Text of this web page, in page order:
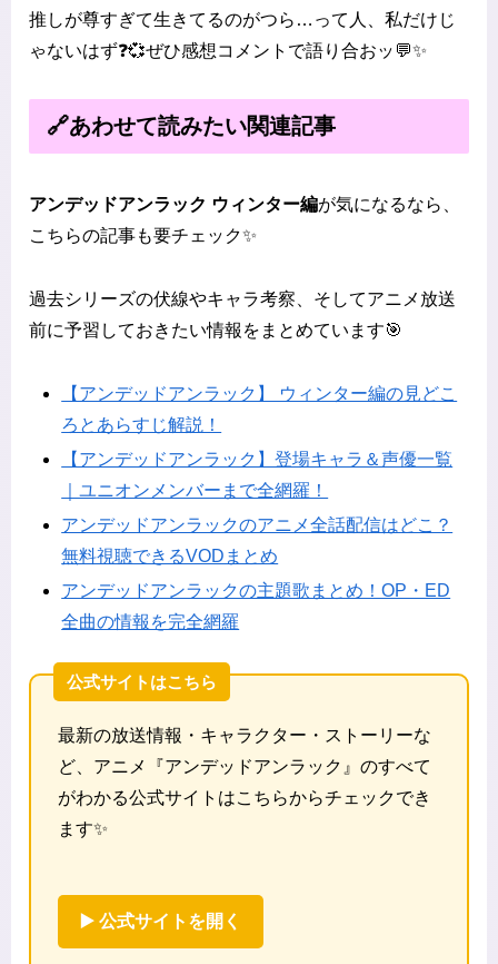
推しが尊すぎて生きてるのがつら…って人、私だけじ
ゃないはず❓💞ぜひ感想コメントで語り合おッ💬✨
🔗あわせて読みたい関連記事
アンデッドアンラック ウィンター編が気になるなら、
こちらの記事も要チェック✨
過去シリーズの伏線やキャラ考察、そしてアニメ放送
前に予習しておきたい情報をまとめています🎯
【アンデッドアンラック】 ウィンター編の見どこ
ろとあらすじ解説！
【アンデッドアンラック】登場キャラ＆声優一覧
｜ユニオンメンバーまで全網羅！
アンデッドアンラックのアニメ全話配信はどこ？
無料視聴できるVODまとめ
アンデッドアンラックの主題歌まとめ！OP・ED
全曲の情報を完全網羅
公式サイトはこちら
最新の放送情報・キャラクター・ストーリーな
ど、アニメ『アンデッドアンラック』のすべて
がわかる公式サイトはこちらからチェックでき
ます✨
▶️ 公式サイトを開く